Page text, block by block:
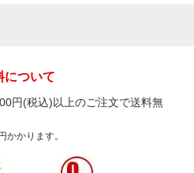
について
円(税込)以上のご注文で送料無
かります。